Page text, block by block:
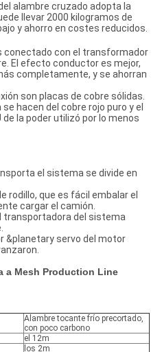
alambre cruzado adopta la
llevar 2000 kilogramos de
y ahorro en costes reducidos.
conectado con el transformador
El efecto conductor es mejor,
completamente, y se ahorran
son placas de cobre sólidas.
hacen del cobre rojo puro y el
la poder utilizó por lo menos
el sistema se divide en
rodillo, que es fácil embalar el
cargar el camión.
transportadora del sistema
&planetary servo del motor
a Mesh Production Line
Alambre tocante frío precortado,
con poco carbono
el 12m
los 2m